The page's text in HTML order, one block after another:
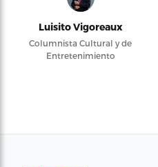
Luisito Vigoreaux
Columnista Cultural y de
Entretenimiento